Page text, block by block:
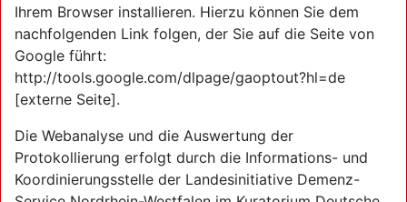
Ihrem Browser installieren. Hierzu können Sie dem
nachfolgenden Link folgen, der Sie auf die Seite von
Google führt:
http://tools.google.com/dlpage/gaoptout?hl=de
[externe Seite].
Die Webanalyse und die Auswertung der
Protokollierung erfolgt durch die Informations- und
Koordinierungsstelle der Landesinitiative Demenz-